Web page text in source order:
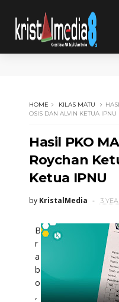
HOME KILAS MATU
OSIS DAN ALVIN KETUA IPNU
Hasil PKO
Roychan
Ketua IPNU
by KristalMedia 3
B
r
a
b
o
,